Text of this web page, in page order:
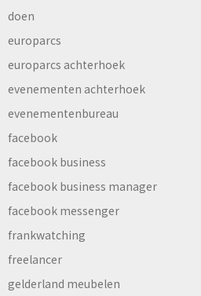
doen
europarcs
europarcs achterhoek
evenementen achterhoek
evenementenbureau
facebook
facebook business
facebook business manager
facebook messenger
frankwatching
freelancer
gelderland meubelen